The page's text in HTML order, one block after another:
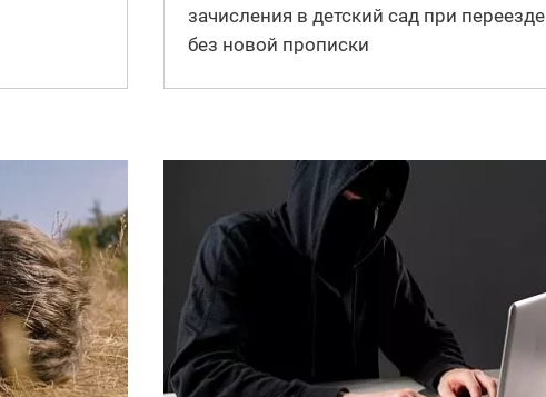
зачисления в детский сад при переезде
без новой прописки